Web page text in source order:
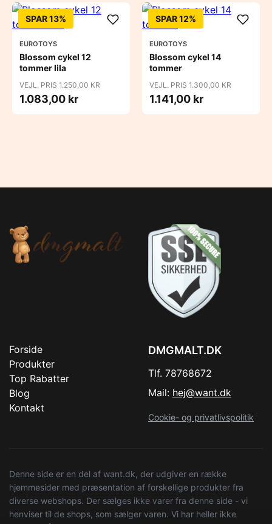
SPAR 13%
EUROTOYS
Blossom cykel 12
tommer lila
VEJL. PRIS 1.250,00 KR
1.083,00 kr
SPAR 12%
EUROTOYS
Blossom cykel 14
tommer
VEJL. PRIS 1.300,00 KR
1.141,00 kr
Forside
Produkter
Top Rabatter
Blog
Kontakt
DMGMALT.DK
Tlf. 78768672
Mail: hej@want.dk
Cookie- og privatlivspolitik
Denne side er en del af want.dk, der udgiver en række
hjemmesider med præsentation af forskellige produkter fra
diverse webshops. Der sælges ikke varer fra denne side - vi
henviser til de shops, som sælger varen. Vi har heller ikke